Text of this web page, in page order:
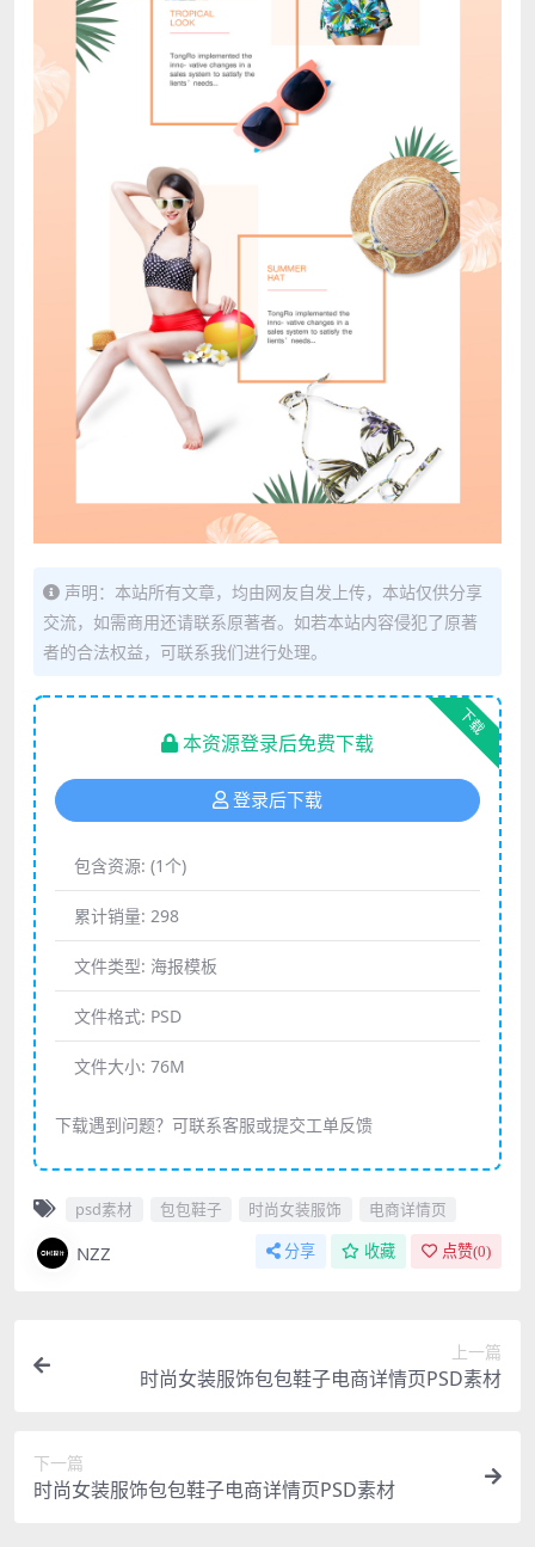
声明：本站所有文章，均由网友自发上传，本站仅供分享
交流，如需商用还请联系原著者。如若本站内容侵犯了原著
者的合法权益，可联系我们进行处理。
下载
本资源登录后免费下载
登录后下载
包含资源: (1个)
累计销量: 298
文件类型: 海报模板
文件格式: PSD
文件大小: 76M
下载遇到问题？可联系客服或提交工单反馈
psd素材 包包鞋子 时尚女装服饰 电商详情页
NZZ 分享 收藏 点赞(0)
上一篇
时尚女装服饰包包鞋子电商详情页PSD素材
下一篇
时尚女装服饰包包鞋子电商详情页PSD素材